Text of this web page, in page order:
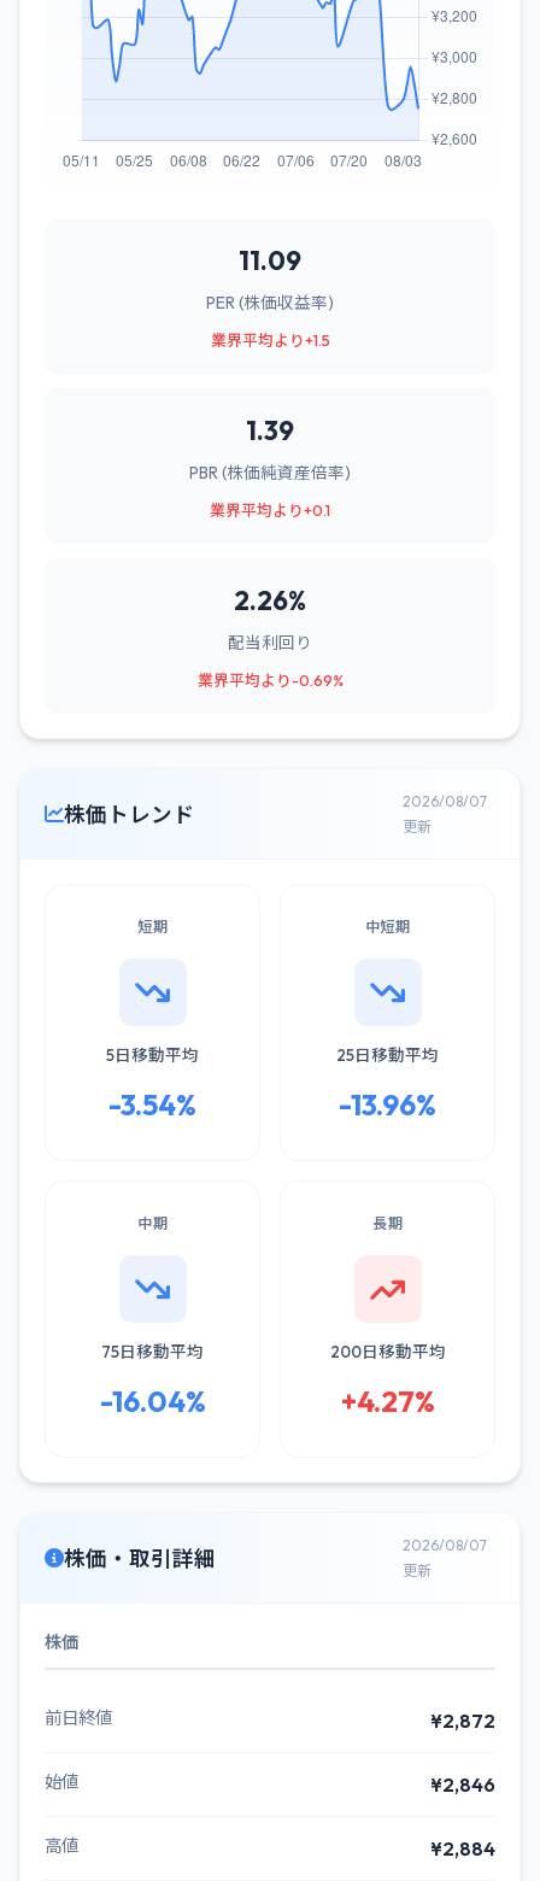
11.09
PER (株価収益率)
業界平均より+1.5
1.39
PBR (株価純資産倍率)
業界平均より+0.1
2.26%
配当利回り
業界平均より-0.69%
株価トレンド
2026/08/07
更新
短期
5日移動平均
-3.54%
中短期
25日移動平均
-13.96%
中期
75日移動平均
-16.04%
長期
200日移動平均
+4.27%
株価・取引詳細
2026/08/07
更新
株価
前日終値 ¥2,872
始値 ¥2,846
高値 ¥2,884